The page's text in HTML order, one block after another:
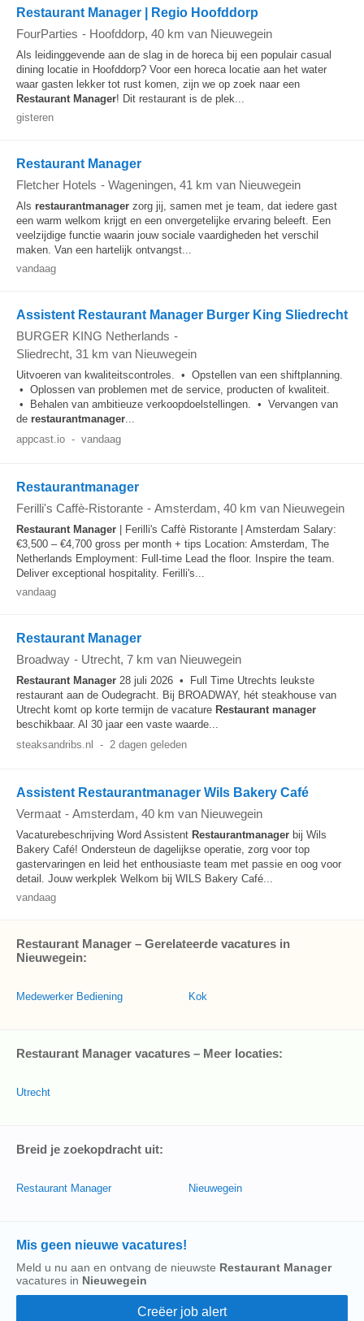
Restaurant Manager | Regio Hoofddorp
FourParties - Hoofddorp, 40 km van Nieuwegein
Als leidinggevende aan de slag in de horeca bij een populair casual
dining locatie in Hoofddorp? Voor een horeca locatie aan het water
waar gasten lekker tot rust komen, zijn we op zoek naar een
Restaurant Manager! Dit restaurant is de plek...
gisteren
Restaurant Manager
Fletcher Hotels - Wageningen, 41 km van Nieuwegein
Als restaurantmanager zorg jij, samen met je team, dat iedere gast
een warm welkom krijgt en een onvergetelijke ervaring beleeft. Een
veelzijdige functie waarin jouw sociale vaardigheden het verschil
maken. Van een hartelijk ontvangst...
vandaag
Assistent Restaurant Manager Burger King Sliedrecht
BURGER KING Netherlands -
Sliedrecht, 31 km van Nieuwegein
Uitvoeren van kwaliteitscontroles. • Opstellen van een shiftplanning.
• Oplossen van problemen met de service, producten of kwaliteit.
• Behalen van ambitieuze verkoopdoelstellingen. • Vervangen van
de restaurantmanager...
appcast.io - vandaag
Restaurantmanager
Ferilli's Caffè-Ristorante - Amsterdam, 40 km van Nieuwegein
Restaurant Manager | Ferilli's Caffè Ristorante | Amsterdam Salary:
€3,500 – €4,700 gross per month + tips Location: Amsterdam, The
Netherlands Employment: Full-time Lead the floor. Inspire the team.
Deliver exceptional hospitality. Ferilli's...
vandaag
Restaurant Manager
Broadway - Utrecht, 7 km van Nieuwegein
Restaurant Manager 28 juli 2026 • Full Time Utrechts leukste
restaurant aan de Oudegracht. Bij BROADWAY, hét steakhouse van
Utrecht komt op korte termijn de vacature Restaurant manager
beschikbaar. Al 30 jaar een vaste waarde...
steaksandribs.nl
- 2 dagen geleden
Assistent Restaurantmanager Wils Bakery Café
Vermaat - Amsterdam, 40 km van Nieuwegein
Vacaturebeschrijving Word Assistent Restaurantmanager bij Wils
Bakery Café! Ondersteun de dagelijkse operatie, zorg voor top
gastervaringen en leid het enthousiaste team met passie en oog voor
detail. Jouw werkplek Welkom bij WILS Bakery Café...
vandaag
Restaurant Manager – Gerelateerde vacatures in
Nieuwegein:
Medewerker Bediening Kok
Restaurant Manager vacatures – Meer locaties:
Utrecht
Breid je zoekopdracht uit:
Restaurant Manager Nieuwegein
Mis geen nieuwe vacatures!
Meld u nu aan en ontvang de nieuwste Restaurant Manager
vacatures in Nieuwegein